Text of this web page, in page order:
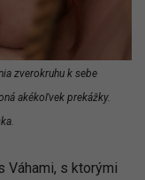
zverokruhu k sebe
akékoľvek prekážky.
Váhami, s ktorými